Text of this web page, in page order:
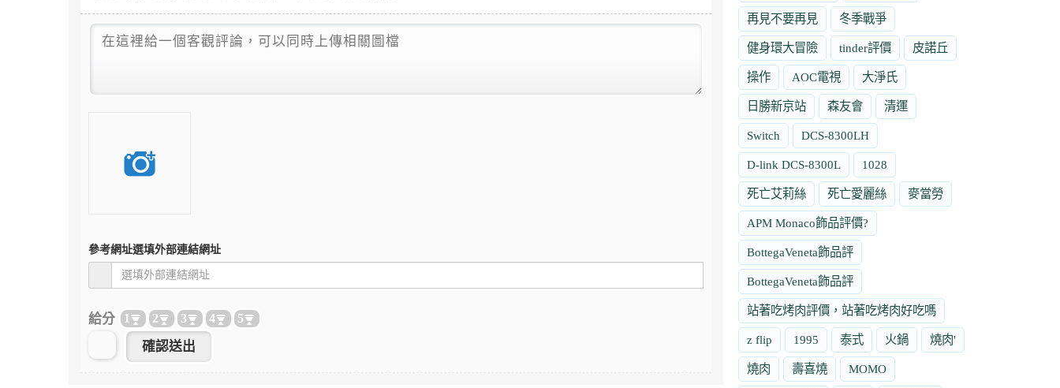
參考網址選填外部連結網址
給分 1 2 3 4 5
再見不要再見 冬季戰爭
健身環大冒險 tinder評價 皮諾丘
操作 AOC電視 大淨氏
日勝新京站 森友會 清運
Switch DCS-8300LH
D-link DCS-8300L 1028
死亡艾莉絲 死亡愛麗絲 麥當勞
APM Monaco飾品評價?
BottegaVeneta飾品評
BottegaVeneta飾品評
站著吃烤肉評價，站著吃烤肉好吃嗎
z flip 1995 泰式 火鍋 燒肉'
燒肉 壽喜燒 MOMO